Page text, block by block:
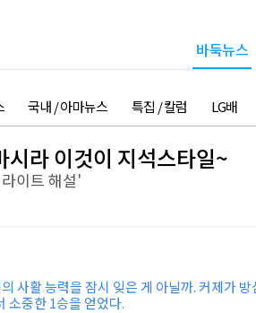
바둑뉴스
국내 / 아마뉴스 특집 / 칼럼 LG배
시라 이것이 지석스타일~
이트 해설'
사활 능력을 잠시 잊은 게 아닐까. 커제가
소중한 1승을 얻었다.